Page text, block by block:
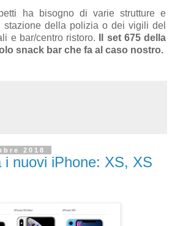
ha bisogno di varie strutture e
stazione della polizia o dei vigili del
e bar/centro ristoro.
Il set 675 della
snack bar che fa al caso nostro.
2018
i nuovi iPhone: XS, XS